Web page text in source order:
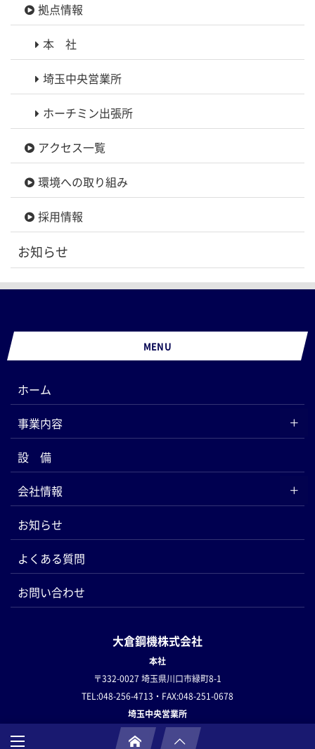
拠点情報
本 社
埼玉中央営業所
ホーチミン出張所
アクセス一覧
環境への取り組み
採用情報
お知らせ
MENU
ホーム
事業内容
設 備
会社情報
お知らせ
よくある質問
お問い合わせ
大倉鋼機株式会社
本社
〒332-0027 埼玉県川口市緑町8-1
TEL:048-256-4713・FAX:048-251-0678
埼玉中央営業所
〒362-0806 埼玉県北足立郡伊奈町小室671-7